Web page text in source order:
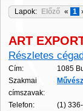
Lapok: Előző « 1
ART
Részletes
Cím:
1085
Szakmai
címszavak:
Művés
Telefon:
(1)